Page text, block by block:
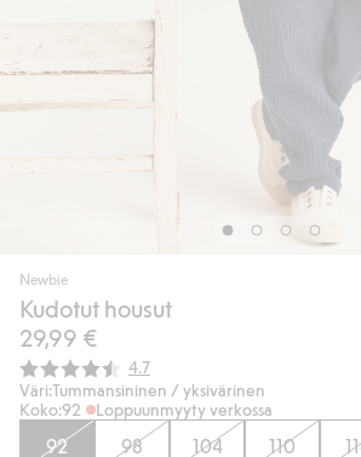
Newbie
Kudotut housut
29,99 €
Keskimääräinen luokitus:
4.7
Väri:Tummansininen / yksivärinen
Koko:92 Loppuunmyyty verkossa
92 98 104 110